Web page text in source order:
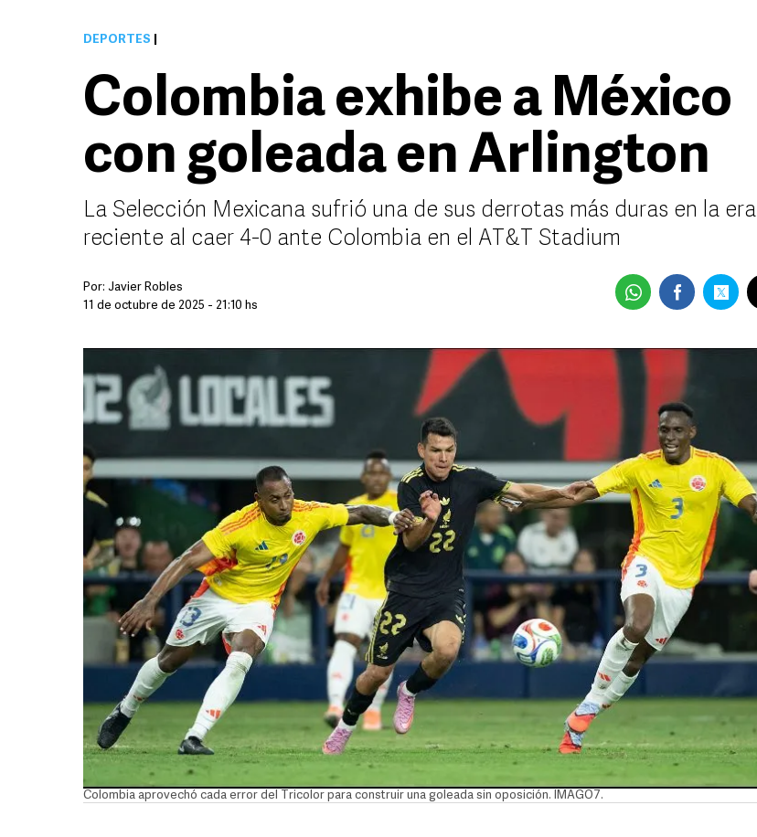
DEPORTES
Colombia exhibe a México
con goleada en Arlington
La Selección Mexicana sufrió una de sus derrotas más duras en la era
reciente al caer 4-0 ante Colombia en el AT&T Stadium
Por: Javier Robles
11 de octubre de 2025 - 21:10 hs
Colombia aprovechó cada error del Tricolor para construir una goleada sin oposición. IMAGO7.